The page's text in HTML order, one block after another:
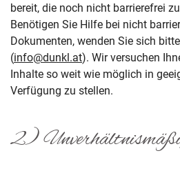
bereit, die noch nicht barrierefrei
Benötigen Sie Hilfe bei nicht
Dokumenten, wenden Sie sich
(info@dunkl.at). Wir versuchen
Inhalte so weit wie möglich in
Verfügung zu stellen.
2)